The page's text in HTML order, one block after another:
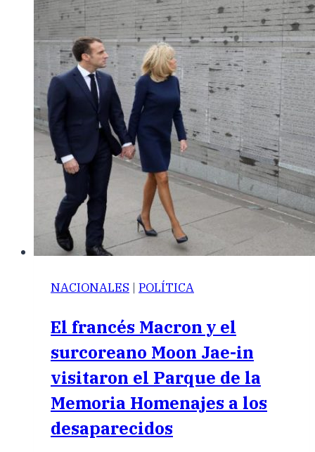
NACIONALES | POLÍTICA
El francés Macron y el
surcoreano Moon Jae-in
visitaron el Parque de la
Memoria Homenajes a los
desaparecidos